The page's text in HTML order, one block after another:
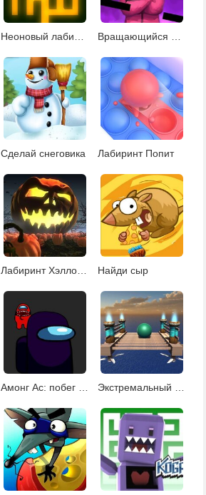
Неоновый лабиринт Вращающийся лабиринт в кальмара
Сделай снеговика Лабиринт Попит
Лабиринт Хэллоуин Найди сыр